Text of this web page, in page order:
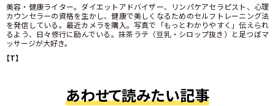
美容・健康ライター。ダイエットアドバイザー、リンパケアセラピスト、心理
カウンセラーの資格を生かし、健康で美しくなるためのセルフトレーニング法
を発信している。最近カメラを購入。写真で「もっとわかりやすく」伝えられ
るよう、日々修行に励んでいる。抹茶ラテ（豆乳・シロップ抜き）と足つぼマ
ッサージが大好き。
【T】
あわせて読みたい記事